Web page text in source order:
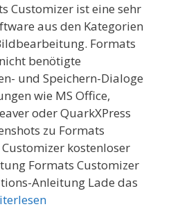
Customizer ist eine sehr
aus den Kategorien
Formats
benötigte
und Speichern-Dialoge
wie MS Office,
oder QuarkXPress
zu Formats
kostenloser
Formats Customizer
Anleitung Lade das